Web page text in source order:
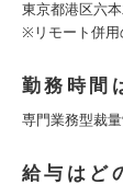
東京都港区六
※リモート併用
勤務時間
専門業務型裁
給与はど